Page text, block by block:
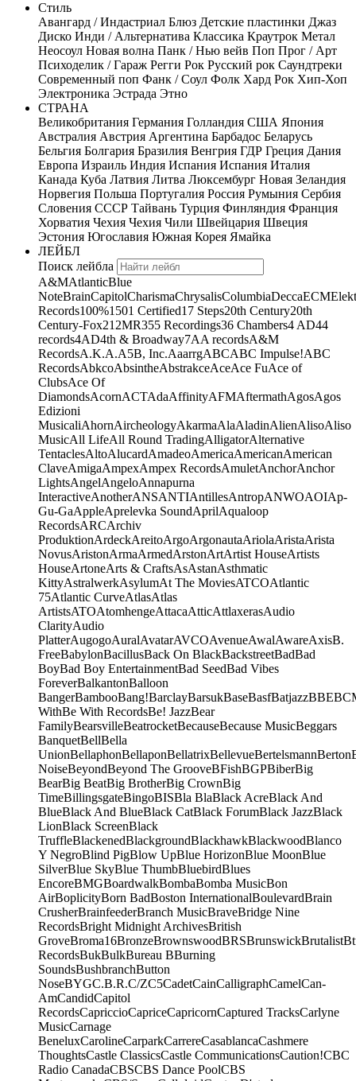
Стиль
Авангард / Индастриал Блюз Детские пластинки Джаз
Диско Инди / Альтернатива Классика Краутрок Метал
Неосоул Новая волна Панк / Нью вейв Поп Прог / Арт
Психоделик / Гараж Регги Рок Русский рок Саундтреки
Современный поп Фанк / Соул Фолк Хард Рок Хип-Хоп
Электроника Эстрада Этно
СТРАНА
Великобритания Германия Голландия США Япония
Австралия Австрия Аргентина Барбадос Беларусь
Бельгия Болгария Бразилия Венгрия ГДР Греция Дания
Европа Израиль Индия Испания Испания Италия
Канада Куба Латвия Литва Люксембург Новая Зеландия
Норвегия Польша Португалия Россия Румыния Сербия
Словения СССР Тайвань Турция Финляндия Франция
Хорватия Чехия Чехия Чили Швейцария Швеция
Эстония Югославия Южная Корея Ямайка
ЛЕЙБЛ
Поиск лейбла
A&MAtlanticBlue
NoteBrainCapitolCharismaChrysalisColumbiaDeccaECM
Records100%1501 Certified17 Steps20th Century20th
Century-Fox21 2MR355 Recordings36 Chambers4 AD44
records4AD4th & Broadway7AA recordsA&M
RecordsA.K.A.A5B, Inc.AaarrgABCABC Impulse!ABC
RecordsAbkcoAbsintheAbstrakceAceAce FuAce of
ClubsAce Of
DiamondsAcornACTAdaAffinityAFMAftermathAgosAgos
Edizioni
MusicaliAhornAircheologyAkarmaAlaAladinAlienAlisoAliso
MusicAll LifeAll Round TradingAlligatorAlternative
TentaclesAltoAlucardAmadeoAmericaAmericanAmerican
ClaveAmigaAmpexAmpex RecordsAmuletAnchorAnchor
LightsAngelAngeloAnnapurna
InteractiveAnotherANSANTIAntillesAntropANWOAOIAp-
Gu-GaAppleAprelevka SoundAprilAqualoop
RecordsARCArchiv
ProduktionArdeckAreitoArgoArgonautaAriolaAristaArista
NovusAristonArmaArmedArstonArtArtist HouseArtists
HouseArtoneArts & CraftsAsAstanAsthmatic
KittyAstralwerkAsylumAt The MoviesATCOAtlantic
75Atlantic CurveAtlasAtlas
ArtistsATOAtomhengeAttacaAtticAttlaxerasAudio
ClarityAudio
PlatterAugogoAuralAvatarAVCOAvenueAwalAwareAxisB.
FreeBabylonBacillusBack On BlackBackstreetBadBad
BoyBad Boy EntertainmentBad SeedBad Vibes
ForeverBalkantonBalloon
BangerBambooBang!BarclayBarsukBaseBasfBatjazzBBE
WithBe With RecordsBe! JazzBear
FamilyBearsvilleBeatrocketBecauseBecause MusicBeggars
BanquetBellBella
UnionBellaphonBellaponBellatrixBellevueBertelsmannBerton
NoiseBeyondBeyond The GrooveBFishBGPBiberBig
BearBig BeatBig BrotherBig CrownBig
TimeBillingsgateBingoBISBla BlaBlack AcreBlack And
BlueBlack And BlueBlack CatBlack ForumBlack JazzBlack
LionBlack ScreenBlack
TruffleBlackenedBlackgroundBlackhawkBlackwoodBlanco
Y NegroBlind PigBlow UpBlue HorizonBlue MoonBlue
SilverBlue SkyBlue ThumbBluebirdBlues
EncoreBMGBoardwalkBombaBomba MusicBon
AirBoplicityBorn BadBoston InternationalBoulevardBrain
CrusherBrainfeederBranch MusicBraveBridge Nine
RecordsBright Midnight ArchivesBritish
GroveBroma16BronzeBrownswoodBRSBrunswickBrutalist
RecordsBukBulkBureau BBurning
SoundsBushbranchButton
NoseBYGC.B.R.C/ZC5CadetCainCalligraphCamelCan-
AmCandidCapitol
RecordsCapriccioCapriceCapricornCaptured TracksCarlyne
MusicCarnage
BeneluxCarolineCarparkCarrereCasablancaCashmere
ThoughtsCastle ClassicsCastle CommunicationsCaution!CBC
Radio CanadaCBSCBS Dance PoolCBS